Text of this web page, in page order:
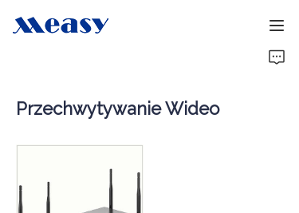
Przechwytywanie Wideo
Produkty
Aktualności